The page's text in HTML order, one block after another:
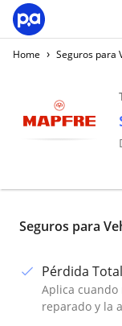
Home › Seguros para
Seguros para
Pérdida Total
Aplica
reparado y la